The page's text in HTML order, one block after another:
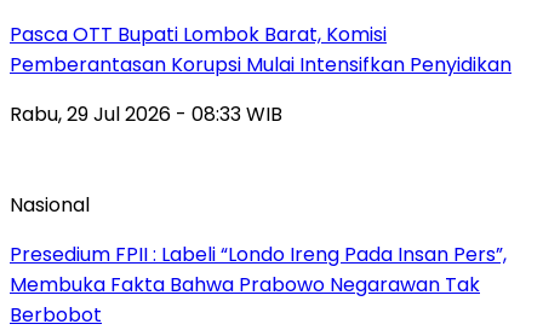
Pasca OTT Bupati Lombok Barat, Komisi
Pemberantasan Korupsi Mulai Intensifkan Penyidikan
Rabu, 29 Jul 2026 - 08:33 WIB
Nasional
Presedium FPII : Labeli “Londo Ireng Pada Insan Pers”,
Membuka Fakta Bahwa Prabowo Negarawan Tak
Berbobot